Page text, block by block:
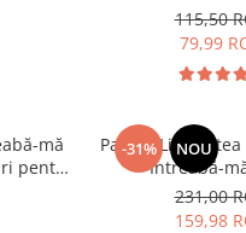
115,50
79,99
mă
pentru
-31% NOU
Pachet
Întreabă-
231,00
159,98